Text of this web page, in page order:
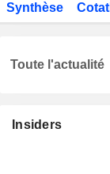
Synthèse
Insiders
Toute l'actualité